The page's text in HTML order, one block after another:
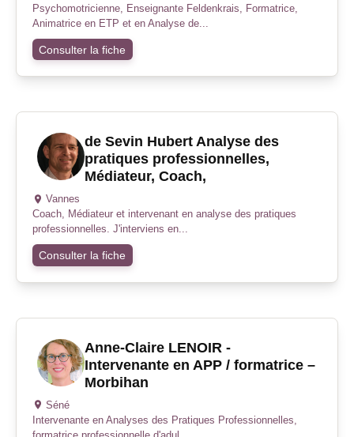
Psychomotricienne, Enseignante Feldenkrais, Formatrice,
Animatrice en ETP et en Analyse de...
Consulter la fiche
de Sevin Hubert Analyse des
pratiques professionnelles,
Médiateur, Coach,
Vannes
Coach, Médiateur et intervenant en analyse des pratiques
professionnelles. J'interviens en...
Consulter la fiche
Anne-Claire LENOIR -
Intervenante en APP / formatrice –
Morbihan
Séné
Intervenante en Analyses des Pratiques Professionnelles,